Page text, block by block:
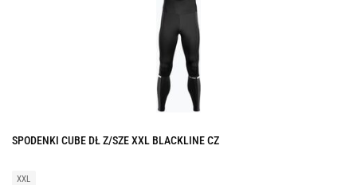
SPODENKI CUBE DŁ Z/SZE XXL BLACKLINE CZ
XXL